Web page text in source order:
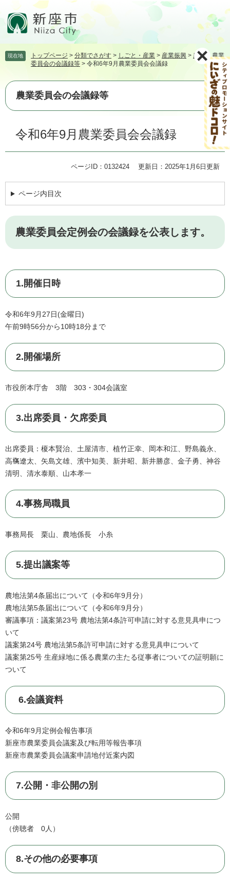
頭
す。
飛
て
本
現在地 トップページ > 分類でさがす > しごと・産業 > 産業振興 > 農業>農業
委員会の会議録等 > 令和6年9月農業委員会会議録
農業委員会の会議録等
令和6年9月農業委員会会議録
ページID：0132424 更新日：2025年1月6日更新
ページ内目次
農業委員会定例会の会議録を公表します。
1.開催日時
令和6年9月27日(金曜日)
午前9時56分から10時18分まで
2.開催場所
市役所本庁舎 3階 303・304会議室
3.出席委員・欠席委員
出席委員：榎本賢治、土屋清市、植竹正幸、岡本和江、野島義永、
高𣘺遼太、矢島文雄、濱中知美、新井昭、新井勝彦、金子勇、神谷
清明、清水泰順、山本孝一
4.事務局職員
事務局長 栗山、農地係長 小糸
5.提出議案等
農地法第4条届出について（令和6年9月分）
農地法第5条届出について（令和6年9月分）
審議事項：議案第23号 農地法第4条許可申請に対する意見具申につ
いて
議案第24号 農地法第5条許可申請に対する意見具申について
議案第25号 生産緑地に係る農業の主たる従事者についての証明願に
ついて
6.会議資料
令和6年9月定例会報告事項
新座市農業委員会議案及び転用等報告事項
新座市農業委員会議案申請地付近案内図
7.公開・非公開の別
公開
（傍聴者 0人）
8.その他の必要事項